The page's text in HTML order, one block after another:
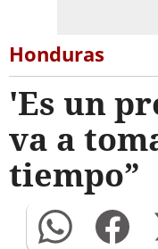
Honduras
'Es un
va a
tiempo”